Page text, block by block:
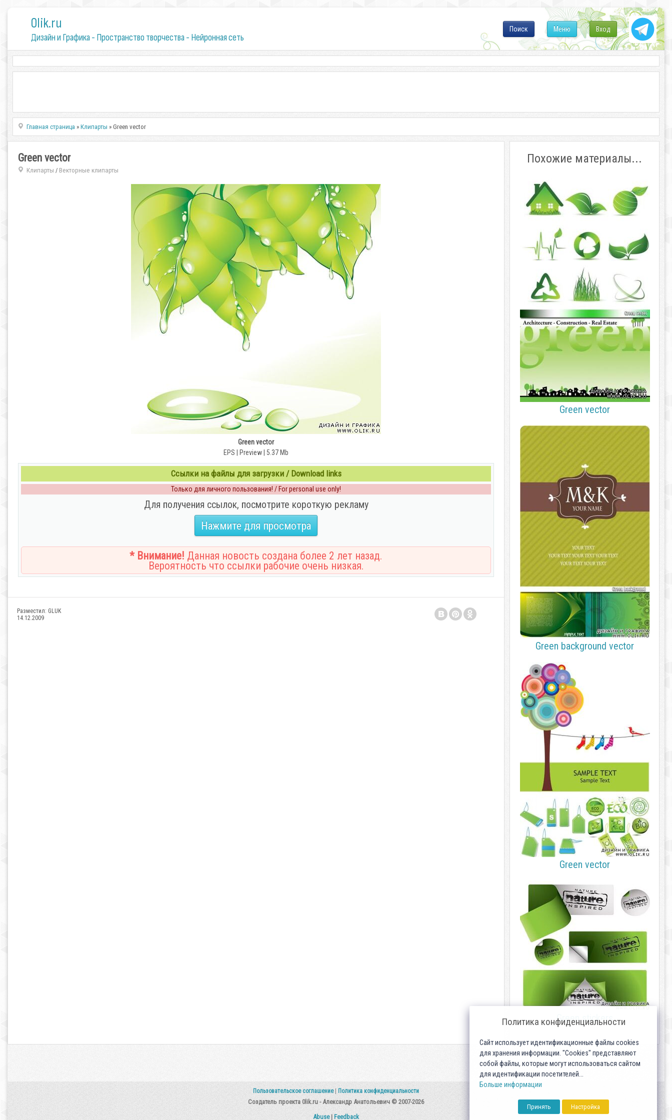
0lik.ru
Дизайн и Графика - Пространство творчества - Нейронная сеть
Вход
Меню
Поиск
Главная страница »Клипарты » Green vector
Green vector
Клипарты / Векторные клипарты
Green vector
EPS | Preview | 5.37 Mb
Ссылки на файлы для загрузки / Download links
Только для личного пользования! / For personal use only!
Для получения ссылок, посмотрите короткую рекламу
Нажмите для просмотра
* Внимание! Данная новость создана более 2 лет назад.
Вероятность что ссылки рабочие очень низкая.
Разместил: GLUK
14.12.2009
Похожие материалы...
Green vector
Green background vector
Green vector
Green stickers
Пользовательское соглашение Политика конфиденциальности
Создатель проекта 0lik.ru - Александр Анатольевич © 2007-2026
Abuse| Feedback
Политика конфиденциальности
Сайт использует идентификационные файлы cookies
для хранения информации. "Cookies" представляют
собой файлы, которые могут использоваться сайтом
для идентификации посетителей...
Больше информации
Принять Настройка